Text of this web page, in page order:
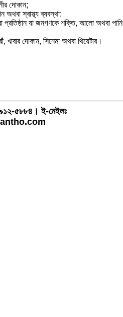
দোকান;
অথবা স্বাস্থ্য ব্যবস্থা:
প্রতিষ্ঠান যা জনগণকে শক্তি, আলো অথবা পানি
দোকান, সিনেমা অথবা থিয়েটার।
৫৮৮৪। ই-মেইলঃ